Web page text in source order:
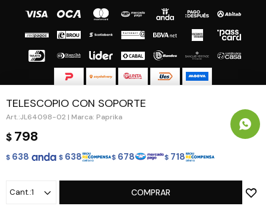
TELESCOPIO CON SOPORTE
JL64098-02 | Marca: Paprika
$ 798
$ 638 $ 638 $ 678 $ 718
1 COMPRAR
© Copyright 2026 / Guapa - Paprika